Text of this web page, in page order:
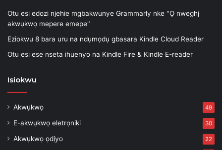
Otu esi edozi njehie mgbakwunye Grammarly nke "Ọ nweghị
akwụkwọ mepere emepe"
Eziokwu 8 bara uru na ndụmọdụ gbasara Kindle Cloud Reader
Otu esi ese nseta ihuenyo na Kindle Fire & Kindle E-reader
Isiokwu
Akwụkwọ 49
E-akwụkwọ eletrọniki 30
Akwụkwọ ọdịyo 22